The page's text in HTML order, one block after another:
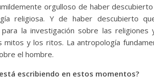
orgulloso de haber
religiosa. Y de haber descubierto
para la investigación sobre las
mitos y los ritos. La antropología
el hombre.
escribiendo en estos momentos?